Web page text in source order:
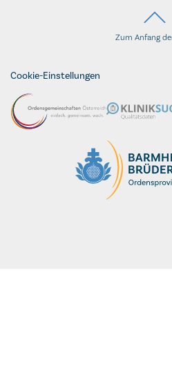
Zum Anfang
Cookie-Einstellungen